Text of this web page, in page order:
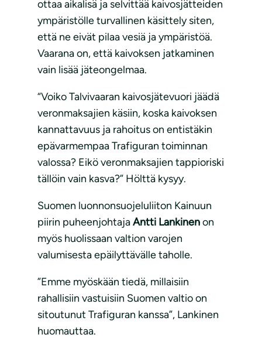
ottaa aikalisä ja selvittää kaivosjätteiden
ympäristölle turvallinen käsittely siten,
että ne eivät pilaa vesiä ja ympäristöä.
Vaarana on, että kaivoksen jatkaminen
vain lisää jäteongelmaa.
“Voiko Talvivaaran kaivosjätevuori jäädä
veronmaksajien käsiin, koska kaivoksen
kannattavuus ja rahoitus on entistäkin
epävarmempaa Trafiguran toiminnan
valossa? Eikö veronmaksajien tappioriski
tällöin vain kasva?” Hölttä kysyy.
Suomen luonnonsuojeluliiton Kainuun
piirin puheenjohtajaAntti Lankinenon
myös huolissaan valtion varojen
valumisesta epäilyttävälle taholle.
”Emme myöskään tiedä, millaisiin
rahallisiin vastuisiin Suomen valtio on
sitoutunut Trafiguran kanssa”, Lankinen
huomauttaa.